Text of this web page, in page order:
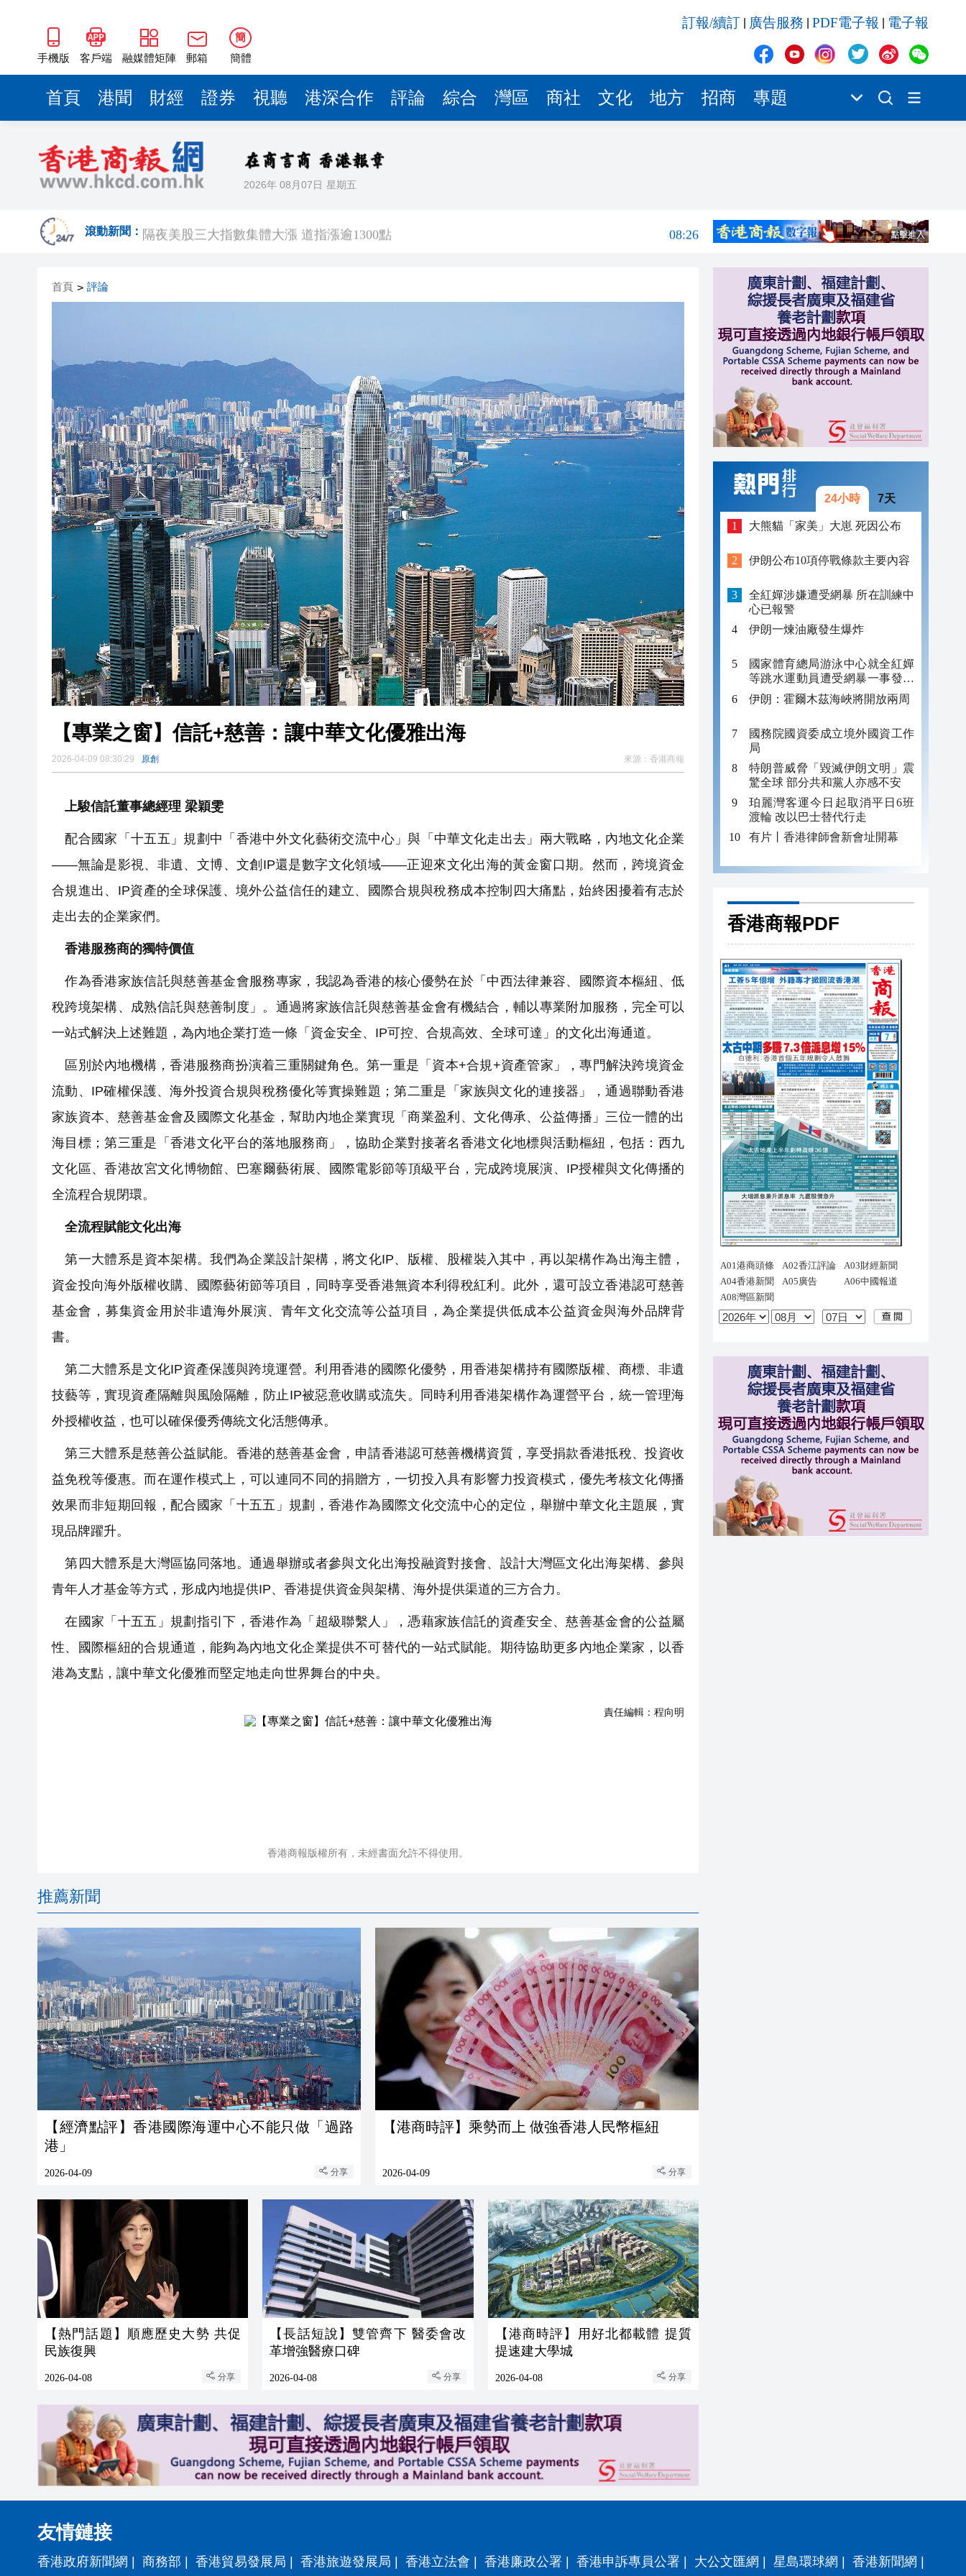
手機版 客戶端 融媒體矩陣 郵箱
簡
簡體
訂報/續訂 廣告服務 PDF電子報 電子報
首頁 港聞 財經 證券 視聽 港深合作 評論 綜合 灣區 商社 文化 地方 招商 專題
2026年 08月07日 星期五
滾動新聞：
【港商時評】乘勢而上 做強香港人民幣樞紐
08:18
霍爾木茲海峽再次中斷 伊朗公布原因
新田公路一小時兩宗車禍1死16傷 小巴司機送院亡
08:15
水警海關反走私 大嶼山檢350萬元私煙
【專業之窗】信託+慈善：讓中華文化優雅出海
隔夜美股三大指數集體大漲 道指漲逾1300點
08:26
水警海關反走私 大嶼山檢350萬元私煙
【專業之窗】信託+慈善：讓中華文化優雅出海
08:30
【經濟點評】香港國際海運中心不能只做「過路港」
08:29
隔夜美股三大指數集體大漲 道指漲逾1300點
08:26
【港商時評】乘勢而上 做強香港人民幣樞紐
霍爾木茲海峽再次中斷 伊朗公布原因
08:17
新田公路一小時兩宗車禍1死16傷 小巴司機送院亡
涉助回收商免費傾倒建築廢物 6人被起訴3人認串謀詐騙
水警海關反走私 大嶼山檢350萬元私煙
07:39
首頁 > 評論
【專業之窗】信託+慈善：讓中華文化優雅出海
2026-04-09 08:30:29 原創 來源： 香港商報
上駿信託董事總經理 梁穎雯
配合國家「十五五」規劃中「香港中外文化藝術交流中心」與「中華文化走出去」兩大戰略，內地文化企業
——無論是影視、非遺、文博、文創IP還是數字文化領域——正迎來文化出海的黃金窗口期。然而，跨境資金
合規進出、IP資產的全球保護、境外公益信任的建立、國際合規與稅務成本控制四大痛點，始終困擾着有志於
走出去的企業家們。
香港服務商的獨特價值
作為香港家族信託與慈善基金會服務專家，我認為香港的核心優勢在於「中西法律兼容、國際資本樞紐、低
稅跨境架構、成熟信託與慈善制度」。通過將家族信託與慈善基金會有機結合，輔以專業附加服務，完全可以
一站式解決上述難題，為內地企業打造一條「資金安全、IP可控、合規高效、全球可達」的文化出海通道。
區別於內地機構，香港服務商扮演着三重關鍵角色。第一重是「資本+合規+資產管家」，專門解決跨境資金
流動、IP確權保護、海外投資合規與稅務優化等實操難題；第二重是「家族與文化的連接器」，通過聯動香港
家族資本、慈善基金會及國際文化基金，幫助內地企業實現「商業盈利、文化傳承、公益傳播」三位一體的出
海目標；第三重是「香港文化平台的落地服務商」，協助企業對接著名香港文化地標與活動樞紐，包括：西九
文化區、香港故宮文化博物館、巴塞爾藝術展、國際電影節等頂級平台，完成跨境展演、IP授權與文化傳播的
全流程合規閉環。
全流程賦能文化出海
第一大體系是資本架構。我們為企業設計架構，將文化IP、版權、股權裝入其中，再以架構作為出海主體，
資金投向海外版權收購、國際藝術節等項目，同時享受香港無資本利得稅紅利。此外，還可設立香港認可慈善
基金會，募集資金用於非遺海外展演、青年文化交流等公益項目，為企業提供低成本公益資金與海外品牌背
書。
第二大體系是文化IP資產保護與跨境運營。利用香港的國際化優勢，用香港架構持有國際版權、商標、非遺
技藝等，實現資產隔離與風險隔離，防止IP被惡意收購或流失。同時利用香港架構作為運營平台，統一管理海
外授權收益，也可以確保優秀傳統文化活態傳承。
第三大體系是慈善公益賦能。香港的慈善基金會，申請香港認可慈善機構資質，享受捐款香港抵稅、投資收
益免稅等優惠。而在運作模式上，可以連同不同的捐贈方，一切投入具有影響力投資模式，優先考核文化傳播
效果而非短期回報，配合國家「十五五」規劃，香港作為國際文化交流中心的定位，舉辦中華文化主題展，實
現品牌躍升。
第四大體系是大灣區協同落地。通過舉辦或者參與文化出海投融資對接會、設計大灣區文化出海架構、參與
青年人才基金等方式，形成內地提供IP、香港提供資金與架構、海外提供渠道的三方合力。
在國家「十五五」規劃指引下，香港作為「超級聯繫人」，憑藉家族信託的資產安全、慈善基金會的公益屬
性、國際樞紐的合規通道，能夠為內地文化企業提供不可替代的一站式賦能。期待協助更多內地企業家，以香
港為支點，讓中華文化優雅而堅定地走向世界舞台的中央。
責任編輯： 程向明
香港商報版權所有，未經書面允許不得使用。
推薦新聞
【經濟點評】香港國際海運中心不能只做「過路
港」
2026-04-09 分享
【港商時評】乘勢而上 做強香港人民幣樞紐
2026-04-09 分享
【熱門話題】順應歷史大勢 共促
民族復興
2026-04-08 分享
【長話短說】雙管齊下 醫委會改
革增強醫療口碑
2026-04-08 分享
【港商時評】用好北都載體 提質
提速建大學城
2026-04-08 分享
24小時 7天
大熊貓「家美」大崽 死因公布
伊朗公布10項停戰條款主要內容
全紅嬋涉嫌遭受網暴 所在訓練中
心已報警
伊朗一煉油廠發生爆炸
國家體育總局游泳中心就全紅嬋
等跳水運動員遭受網暴一事發布
聲明
伊朗：霍爾木茲海峽將開放兩周
國務院國資委成立境外國資工作
局
特朗普威脅「毀滅伊朗文明」震
驚全球 部分共和黨人亦感不安
珀麗灣客運今日起取消平日6班
渡輪 改以巴士替代行走
有片丨香港律師會新會址開幕
香港商報PDF
友情鏈接
香港政府新聞網 | 商務部 | 香港貿易發展局 | 香港旅遊發展局 | 香港立法會 | 香港廉政公署 | 香港申訴專員公署 | 大公文匯網 | 星島環球網 | 香港新聞網 |